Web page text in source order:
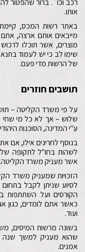
רכב וכו`. ברור שהפטור
אותו.
באתר רשות המכס,
מייבאים אותם ארצה,
מוצרים, אשר תוכלו
שימו לב כי יש לעמוד
של הרשות מדי פעם.
תושבים חוזרים
על פי משרד הקליטה –
שלוש – אך לא כל מי שחי
ע"י המדינה, הסוכנות
בנוסף לחריגים אילו, אם
אשר מעניק משרד הקליטה.
הזכויות שמעניק משרד
לסיוע שניתן לקבל
הקורסים ועל השתתפות
כאשר אתם לומדים, כגון
ועוד.
בשונה מרשות המיסים,
שהוא מעניק למשך שנה
אמנים.